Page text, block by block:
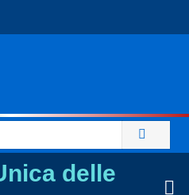
delle